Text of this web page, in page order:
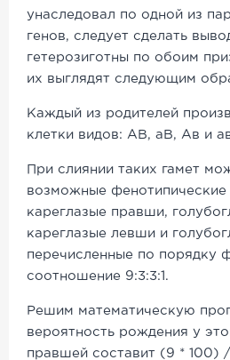
унаследовал по одной из
генов, следует сделать
гетерозиготны по обоим
их выглядят следующим
Каждый из родителей
клетки видов: АВ, аВ, Ав и
При слиянии таких гамет
возможные фенотипические
кареглазые правши,
кареглазые левши и
перечисленные по порядку
соотношение 9:3:3:1.
Решим математическую
вероятность рождения у
правшей составит (9 * 100) /